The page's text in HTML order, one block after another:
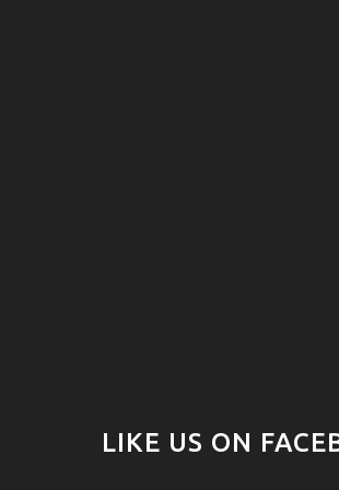
LIKE US ON